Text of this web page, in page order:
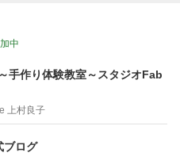
中
手作り体験教室～スタジオFab
上村良子
ブログ